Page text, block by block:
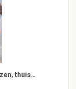
thuis…